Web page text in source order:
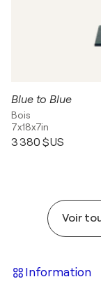
Blue to Blue
Bois
7x18x7in
3 380 $US
Voir
Information